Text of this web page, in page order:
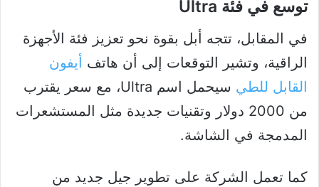
توسع في فئة Ultra
في المقابل، تتجه أبل بقوة نحو تعزيز فئة الأجهزة
الراقية، وتشير التوقعات إلى أن هاتف أيفون
القابل للطي
سيحمل اسم Ultra، مع سعر يقترب
من 2000 دولار وتقنيات جديدة مثل المستشعرات
المدمجة في الشاشة.
كما تعمل الشركة على تطوير جيل جديد من